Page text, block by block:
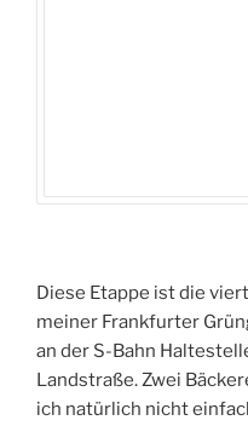
Diese Etappe ist die
meiner Frankfurter
an der S-Bahn
Landstraße. Zwei
ich natürlich nicht